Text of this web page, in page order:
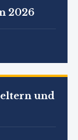
2026
und